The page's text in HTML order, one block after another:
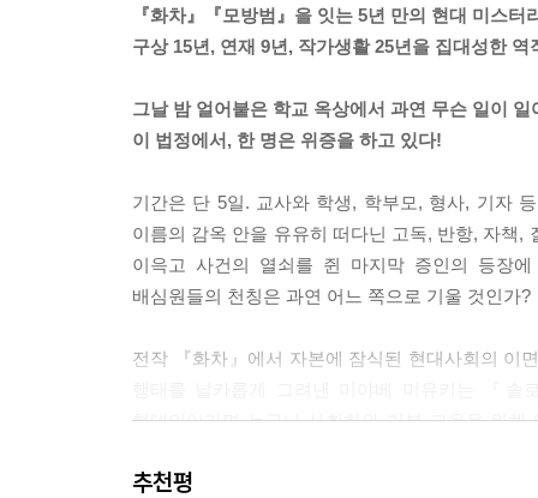
『화차』『모방범』을 잇는 5년 만의 현대 미스터
구상 15년, 연재 9년, 작가생활 25년을 집대성한 역
그날 밤 얼어붙은 학교 옥상에서 과연 무슨 일이 일
이 법정에서, 한 명은 위증을 하고 있다!
기간은 단 5일. 교사와 학생, 학부모, 형사, 기자
이름의 감옥 안을 유유히 떠다닌 고독, 반항, 자책,
이윽고 사건의 열쇠를 쥔 마지막 증인의 등장
배심원들의 천칭은 과연 어느 쪽으로 기울 것인가?
전작 『화차』에서 자본에 잠식된 현대사회의 이
현대인이라면 누구나 사회화와 기본 교육을 위
맞물리며 각자의 균형을 지켜오던 어느 날 학생의
추천평